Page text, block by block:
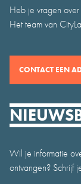
Heb je vragen
Het team van
CONTACT EEN
Wil je informatie
ontvangen? Schrijf